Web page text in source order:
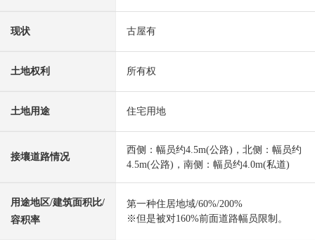
现状 古屋有
土地权利 所有权
土地用途 住宅用地
接壤道路情况
西侧：幅员约4.5m(公路)，北侧：幅员约
4.5m(公路)，南侧：幅员约4.0m(私道)
用途地区/建筑面积比/
容积率
第一种住居地域/60%/200%
※但是被对160%前面道路幅员限制。